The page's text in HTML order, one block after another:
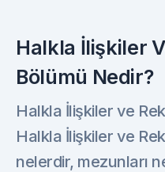
Halkla İlişkiler
Bölümü Nedir?
Halkla İlişkiler ve
Halkla İlişkiler ve
nelerdir, mezunları